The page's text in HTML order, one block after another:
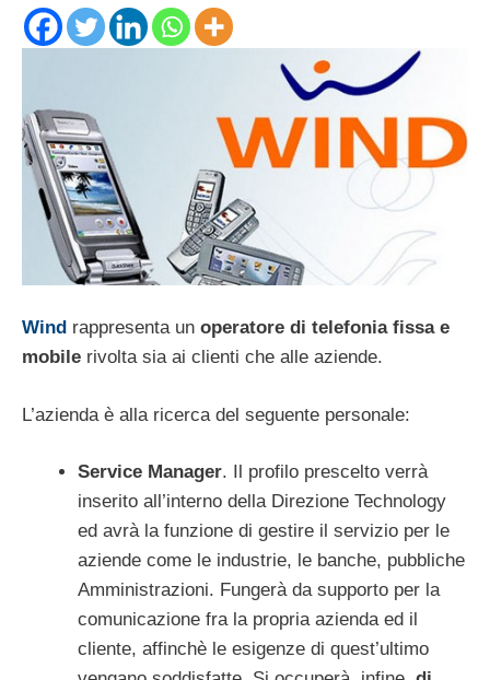
Wind rappresenta un operatore di telefonia fissa e
mobile rivolta sia ai clienti che alle aziende.
L’azienda è alla ricerca del seguente personale:
Service Manager. Il profilo prescelto verrà
inserito all’interno della Direzione Technology
ed avrà la funzione di gestire il servizio per le
aziende come le industrie, le banche, pubbliche
Amministrazioni. Fungerà da supporto per la
comunicazione fra la propria azienda ed il
cliente, affinchè le esigenze di quest’ultimo